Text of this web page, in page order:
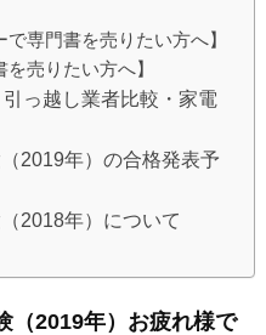
で専門書を売りたい方へ】
を売りたい方へ】
っ越し業者比較・家電
2019年）の合格発表予
2018年）について
（2019年）お疲れ様で